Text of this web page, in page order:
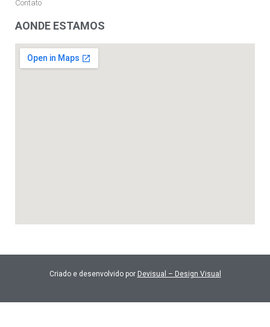
Contato
AONDE ESTAMOS
Criado e desenvolvido por Devisual – Design Visual